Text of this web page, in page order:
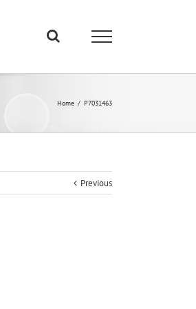
Home / P7031463
Previous